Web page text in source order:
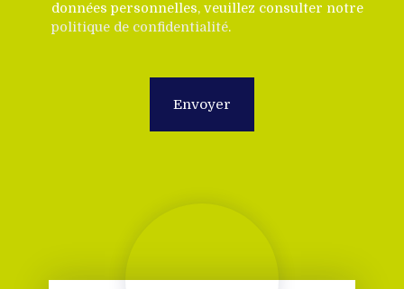
données personnelles, veuillez consulter notre
politique de confidentialité.
Envoyer